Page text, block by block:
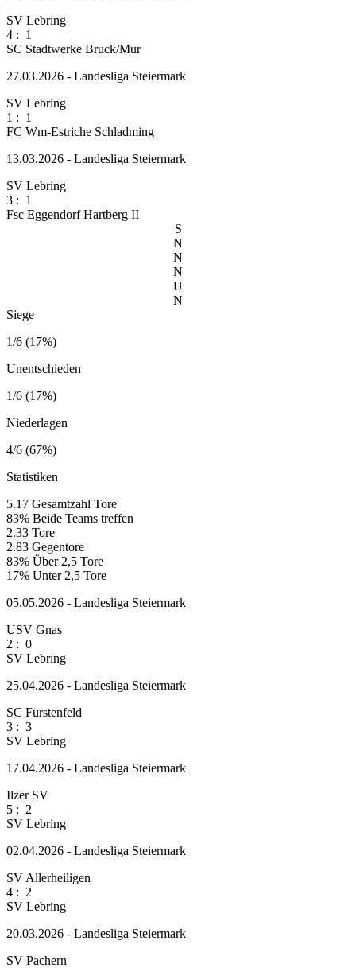
SV Lebring
4 : 1
SC Stadtwerke Bruck/Mur
27.03.2026 - Landesliga Steiermark
SV Lebring
1 : 1
FC Wm-Estriche Schladming
13.03.2026 - Landesliga Steiermark
SV Lebring
3 : 1
Fsc Eggendorf Hartberg II
S
N
N
N
U
N
Siege
1/6 (17%)
Unentschieden
1/6 (17%)
Niederlagen
4/6 (67%)
Statistiken
5.17 Gesamtzahl Tore
83% Beide Teams treffen
2.33 Tore
2.83 Gegentore
83% Über 2,5 Tore
17% Unter 2,5 Tore
05.05.2026 - Landesliga Steiermark
USV Gnas
2 : 0
SV Lebring
25.04.2026 - Landesliga Steiermark
SC Fürstenfeld
3 : 3
SV Lebring
17.04.2026 - Landesliga Steiermark
Ilzer SV
5 : 2
SV Lebring
02.04.2026 - Landesliga Steiermark
SV Allerheiligen
4 : 2
SV Lebring
20.03.2026 - Landesliga Steiermark
SV Pachern